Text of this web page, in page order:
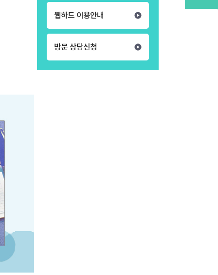
웹하드 이용안내
방문 상담신청